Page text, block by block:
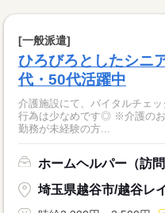
[一般派遣]
ひろびろとしたシニ
代・50代活躍中
介護施設にて、バイタルチェ
行為は少なめです◎ ※介護のお仕事ではありません ※介護施設での
勤務が未経験の方...
ホームヘルパー（訪問
埼玉県越谷市/越谷レ